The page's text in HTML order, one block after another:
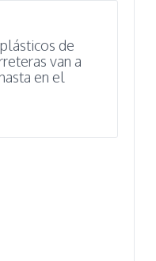
de
van a
en el